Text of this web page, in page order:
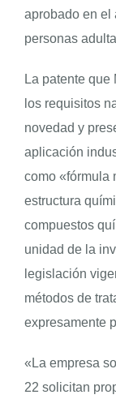
aprobado en el
personas
La patente que
los requisitos
novedad y
aplicación
como «fórmula
estructura
compuestos
unidad de la
legislación
métodos de
expresamente
«La empresa
22 solicitan